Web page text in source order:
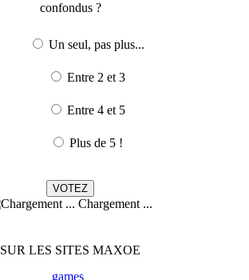
confondus ?
Un seul, pas plus...
Entre 2 et 3
Entre 4 et 5
Plus de 5 !
Chargement ...
SUR LES SITES MAXOE
games